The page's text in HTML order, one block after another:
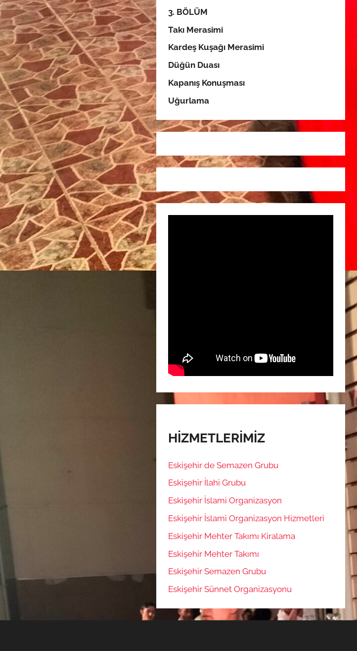
3. BÖLÜM
Takı Merasimi
Kardeş Kuşağı Merasimi
Düğün Duası
Kapanış Konuşması
Uğurlama
HİZMETLERİMİZ
Eskişehir de Semazen Grubu
Eskişehir İlahi Grubu
Eskişehir İslami Organizasyon
Eskişehir İslami Organizasyon Hizmetleri
Eskişehir Mehter Takımı Kiralama
Eskişehir Mehter Takımı
Eskişehir Semazen Grubu
Eskişehir Sünnet Organizasyonu